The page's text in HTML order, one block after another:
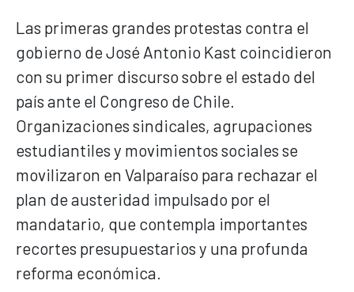
Las primeras grandes protestas contra el
gobierno de José Antonio Kast coincidieron
con su primer discurso sobre el estado del
país ante el Congreso de Chile.
Organizaciones sindicales, agrupaciones
estudiantiles y movimientos sociales se
movilizaron en Valparaíso para rechazar el
plan de austeridad impulsado por el
mandatario, que contempla importantes
recortes presupuestarios y una profunda
reforma económica.